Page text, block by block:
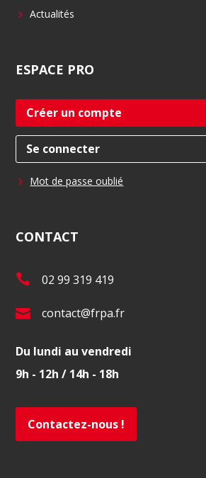
Actualités
ESPACE PRO
Créer un compte
Se connecter
Mot de passe oublié
CONTACT
T
l
.
:
02 99 319 419
E
m
a
:
contact@frpa.fr
Du lundi au vendredi
9h - 12h / 14h - 18h
Contactez-nous !